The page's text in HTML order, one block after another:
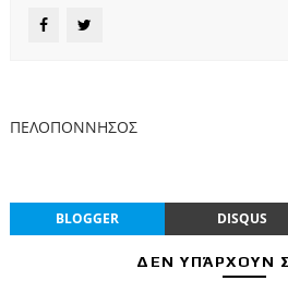
ΠΕΛΟΠΟΝΝΗΣΟΣ
BLOGGER DISQUS
ΔΕΝ ΥΠΆΡΧΟΥΝ